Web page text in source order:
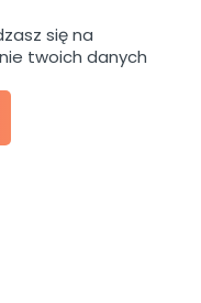
się na
twoich danych